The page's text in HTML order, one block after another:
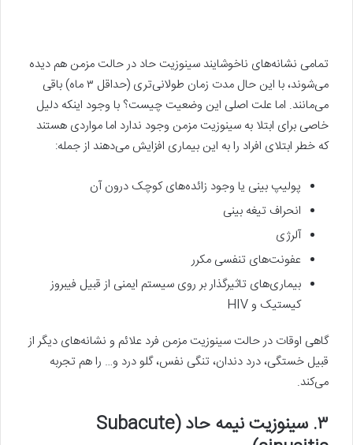
تمامی نشانه‌های ناخوشایند سینوزیت حاد در حالت مزمن هم دیده
می‌شوند، با این حال مدت زمان طولانی‌تری (حداقل ۳ ماه) باقی
می‌مانند. اما علت اصلی این وضعیت چیست؟ با وجود اینکه دلیل
خاصی برای ابتلا به سینوزیت مزمن وجود ندارد اما مواردی هستند
که خطر ابتلای افراد را به این بیماری افزایش می‌دهند از جمله:
پولیپ بینی یا وجود زائده‌های کوچک درون آن
انحراف تیغه بینی
آلرژی
عفونت‌های تنفسی مکرر
بیماری‌های تاثیرگذار بر روی سیستم ایمنی از قبیل فیبروز
کیستیک و HIV
گاهی اوقات در حالت سینوزیت مزمن فرد علائم و نشانه‌های دیگر از
قبیل خستگی، درد دندان، تنگی نفس، گلو درد و… را هم تجربه
می‌کند.
۳. سینوزیت نیمه حاد (Subacute